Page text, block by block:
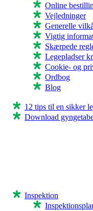
Online
Vejledninger
Generelle
Vigtig
Skærpede
Legepladser
Cookie- og
Ordbog
Blog
12 tips til en sikker
Download
Inspektion